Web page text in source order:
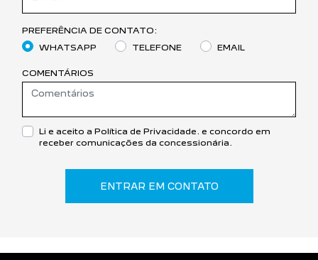
PREFERÊNCIA DE CONTATO:
WHATSAPP
TELEFONE EMAIL
COMENTÁRIOS
Li e aceito a Política de Privacidade. e concordo em
receber comunicações da concessionária.
ENTRAR EM CONTATO